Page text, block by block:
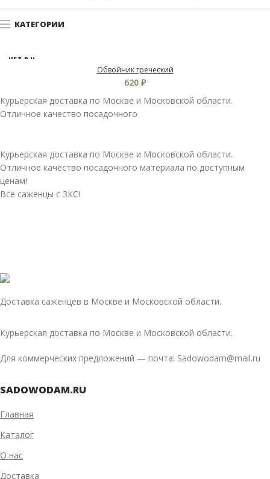
КАТЕГОРИИ
НЕТ В Н
Обвойник греческий
620 ₽
Курьерская доставка по Москве и Московской области.
Отличное качество посадочного
Курьерская доставка по Москве и Московской области.
Отличное качество посадочного материала по доступным
ценам!
Все саженцы с ЗКС!
Доставка саженцев в Москве и Московской области.
Курьерская доставка по Москве и Московской области.
Для коммерческих предложений — почта: Sadowodam@mail.ru
SADOWODAM.RU
Главная
Каталог
О нас
Доставка